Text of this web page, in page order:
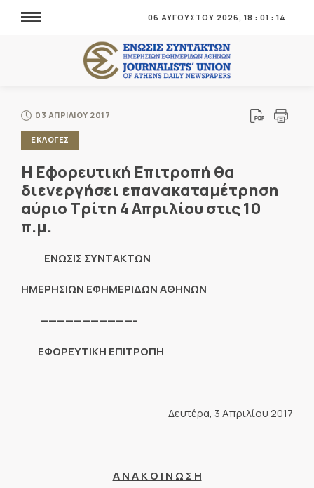
06 ΑΥΓΟΥΣΤΟΥ 2026, 18 : 01 : 15
03 ΑΠΡΙΛΙΟΥ 2017
ΕΚΛΟΓΕΣ
Η Εφορευτική Επιτροπή θα
διενεργήσει επανακαταμέτρηση
αύριο Τρίτη 4 Απριλίου στις 10
π.μ.
ENΩΣΙΣ ΣΥΝΤΑΚΤΩΝ
ΗΜΕΡΗΣΙΩΝ ΕΦΗΜΕΡΙΔΩΝ ΑΘΗΝΩΝ
———————————-
ΕΦΟΡΕΥΤΙΚΗ ΕΠΙΤΡΟΠΗ
Δευτέρα, 3 Απριλίου 2017
Α Ν Α Κ Ο Ι Ν Ω Σ Η